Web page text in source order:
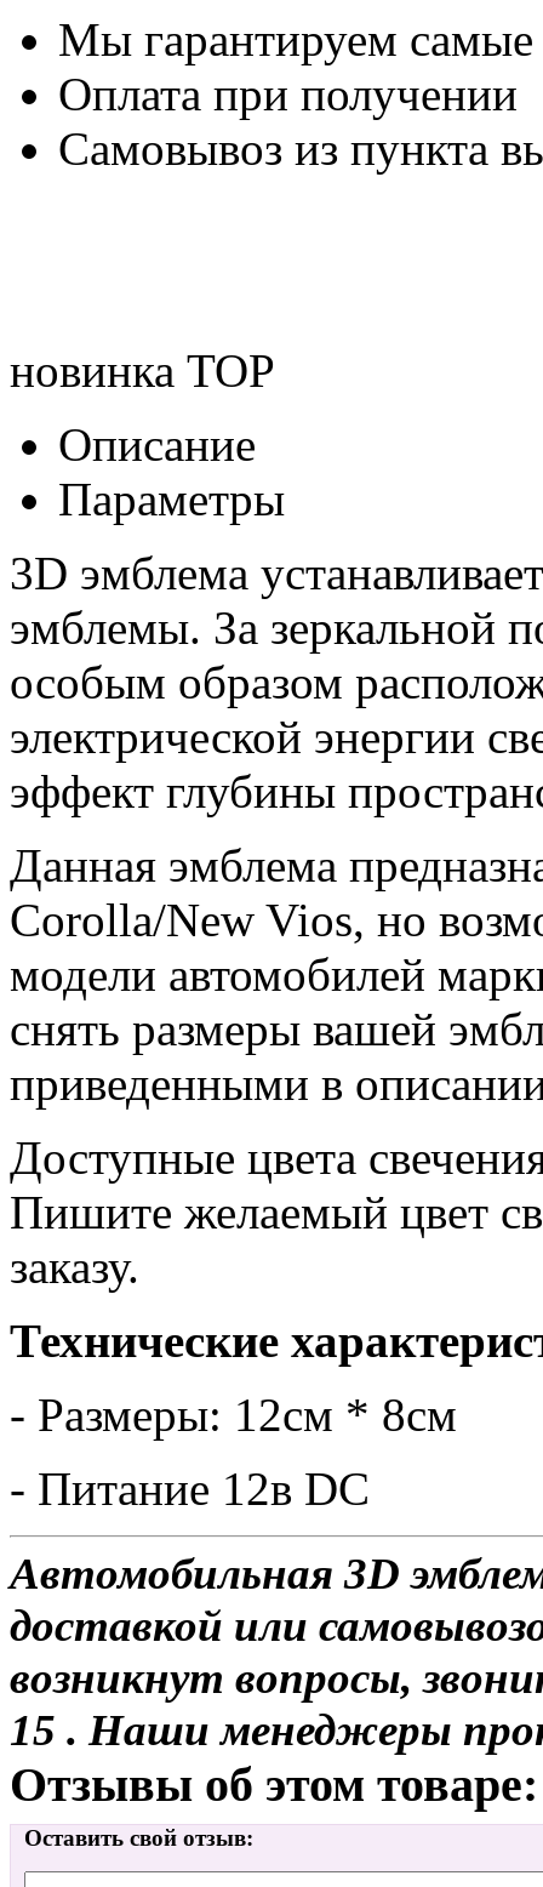
Мы гарантируем
Оплата при получении
Самовывоз из пункта
новинка TOP
Описание
Параметры
3D эмблема
эмблемы. За зеркальной
особым образом
электрической энергии
эффект глубины
Данная эмблема
Corolla/New Vios, но
модели автомобилей
снять размеры вашей
приведенными в
Доступные цвета
Пишите желаемый цвет
заказу.
Технические
- Размеры: 12см * 8см
- Питание 12в DC
Автомобильная 3D
доставкой или
возникнут вопросы,
15 . Наши менеджеры
Отзывы об этом товаре:
Оставить свой отзыв: